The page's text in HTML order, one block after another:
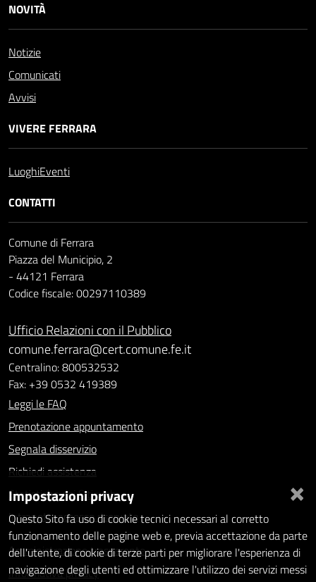
NOVITÀ
Notizie
Comunicati
Avvisi
VIVERE FERRARA
LuoghiEventi
CONTATTI
Comune di Ferrara
Piazza del Municipio, 2
- 44121 Ferrara
Codice fiscale: 00297110389
Ufficio Relazioni con il Pubblico
comune.ferrara@cert.comune.fe.it
Centralino: 800532532
Fax: +39 0532 419389
Leggi le FAQ
Prenotazione appuntamento
Segnala disservizio
Richiedi assistenza
Statistiche dei Siti web
Intranet - accesso riservato
Amministrazione trasparente
Informativa privacy
×
Impostazioni privacy
Questo Sito fa uso di cookie tecnici necessari al corretto
funzionamento delle pagine web e, previa accettazione da parte
dell'utente, di cookie di terze parti per migliorare l'esperienza di
navigazione degli utenti ed ottimizzare l'utilizzo dei servizi messi